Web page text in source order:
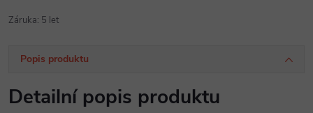
Záruka: 5 let
Popis produktu
Detailní popis produktu